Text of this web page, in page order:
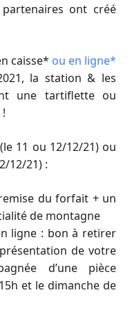
ont créé
caisse* ou en ligne*
la station & les
une tartiflette ou
11 ou 12/12/21) ou
12/21) :
du forfait + un
de montagne
ligne : bon à retirer
de votre
d’une pièce
et le dimanche de